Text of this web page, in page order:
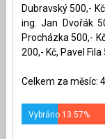
Dubravský 500,-
ing. Jan Dvořák
Procházka 500,-
200,- Kč, Pavel Fila
Celkem za měsíc:
Vybráno 13.57%